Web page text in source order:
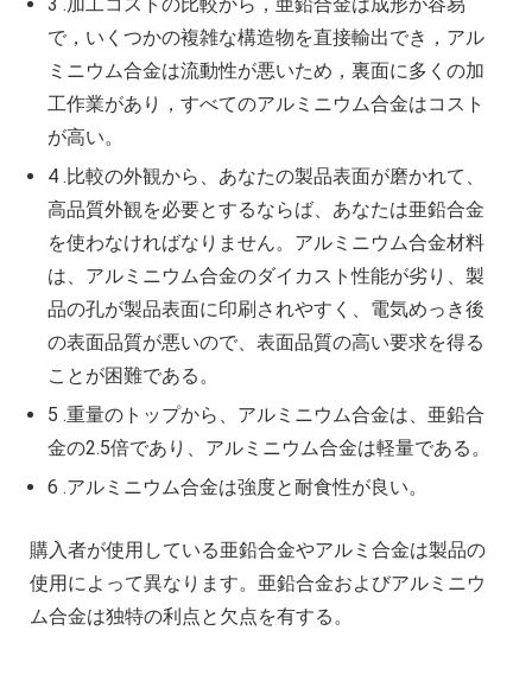
で，いくつかの複雑な構造物を直接輸出でき，アル
ミニウム合金は流動性が悪いため，裏面に多くの加
工作業があり，すべてのアルミニウム合金はコスト
が高い。
4 .比較の外観から、あなたの製品表面が磨かれて、
高品質外観を必要とするならば、あなたは亜鉛合金
を使わなければなりません。アルミニウム合金材料
は、アルミニウム合金のダイカスト性能が劣り、製
品の孔が製品表面に印刷されやすく、電気めっき後
の表面品質が悪いので、表面品質の高い要求を得る
ことが困難である。
5 .重量のトップから、アルミニウム合金は、亜鉛合
金の2.5倍であり、アルミニウム合金は軽量である。
6 .アルミニウム合金は強度と耐食性が良い。
購入者が使用している亜鉛合金やアルミ合金は製品の
使用によって異なります。亜鉛合金およびアルミニウ
ム合金は独特の利点と欠点を有する。